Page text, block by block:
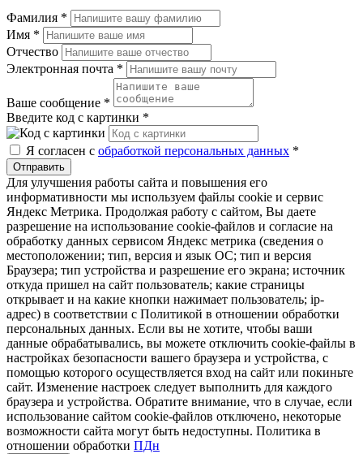
Фамилия *
Имя *
Отчество
Электронная почта *
Ваше сообщение *
Введите код с картинки *
Я согласен с обработкой персональных данных *
Отправить
Для улучшения работы сайта и повышения его
информативности мы используем файлы cookie и сервис
Яндекс Метрика. Продолжая работу с сайтом, Вы даете
разрешение на использование cookie-файлов и согласие на
обработку данных сервисом Яндекс метрика (сведения о
местоположении; тип, версия и язык ОС; тип и версия
Браузера; тип устройства и разрешение его экрана; источник
откуда пришел на сайт пользователь; какие страницы
открывает и на какие кнопки нажимает пользователь; ip-
адрес) в соответствии с Политикой в отношении обработки
персональных данных. Если вы не хотите, чтобы ваши
данные обрабатывались, вы можете отключить cookie-файлы в
настройках безопасности вашего браузера и устройства, с
помощью которого осуществляется вход на сайт или покиньте
сайт. Изменение настроек следует выполнить для каждого
браузера и устройства. Обратите внимание, что в случае, если
использование сайтом cookie-файлов отключено, некоторые
возможности сайта могут быть недоступны. Политика в
отношении обработки ПДн